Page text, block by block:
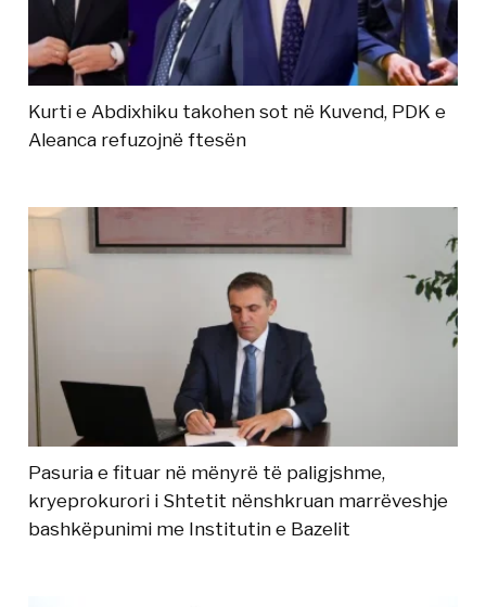
Kurti e Abdixhiku takohen sot në Kuvend, PDK e
Aleanca refuzojnë ftesën
Pasuria e fituar në mënyrë të paligjshme,
kryeprokurori i Shtetit nënshkruan marrëveshje
bashkëpunimi me Institutin e Bazelit